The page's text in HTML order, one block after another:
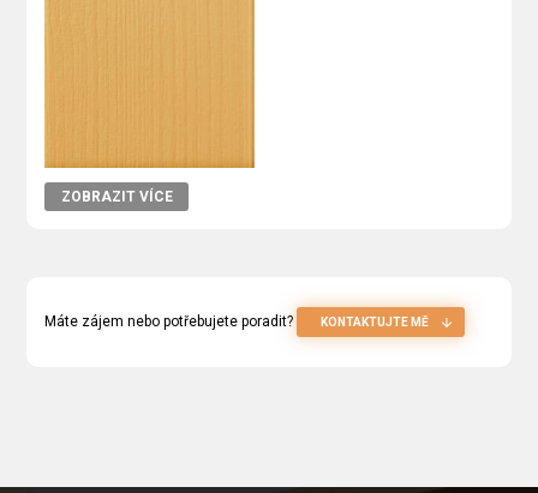
ZOBRAZIT VÍCE
Máte zájem nebo potřebujete poradit? KONTAKTUJTE MĚ